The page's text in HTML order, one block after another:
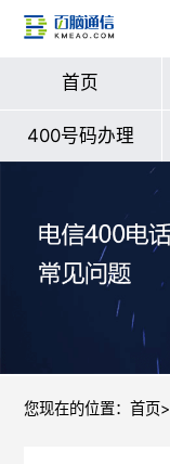
首页
400号码办理
您现在的位置： 首页>